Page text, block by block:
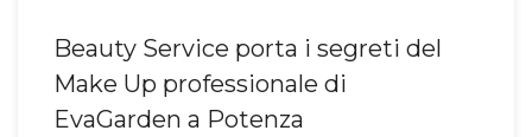
Beauty Service porta i segreti del
Make Up professionale di
EvaGarden a Potenza